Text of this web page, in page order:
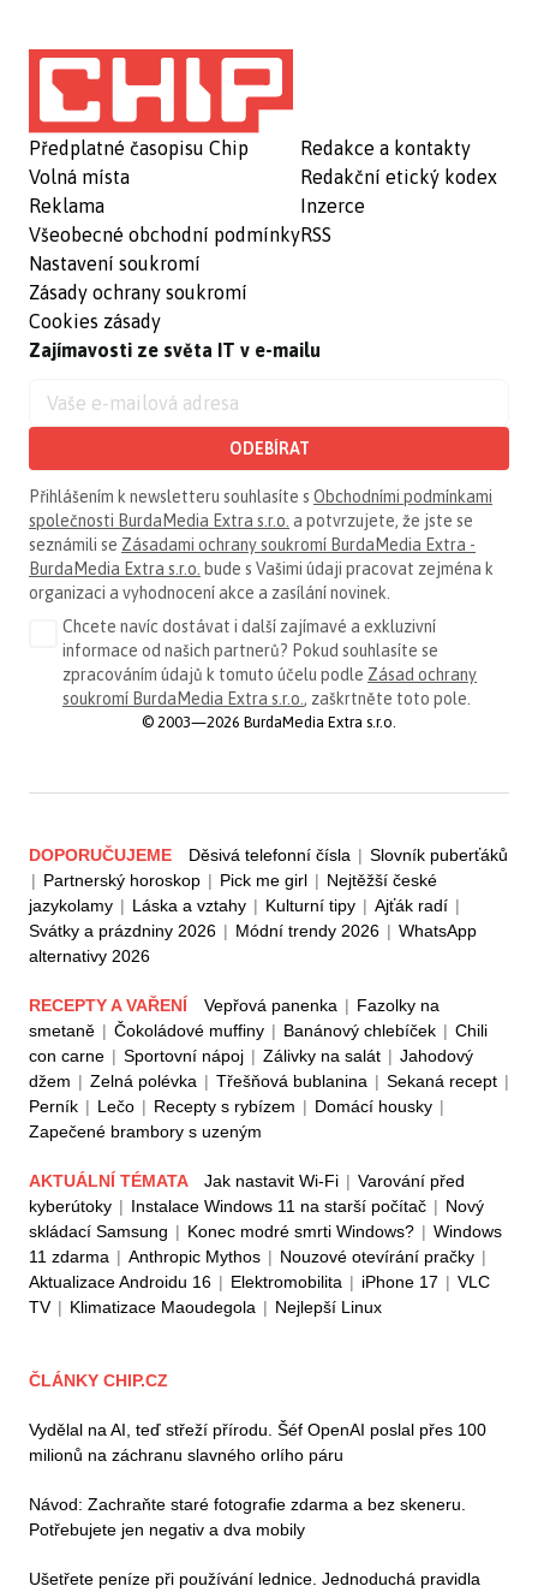
Předplatné časopisu Chip
Volná místa
Reklama
Všeobecné obchodní podmínky
Nastavení soukromí
Zásady ochrany soukromí
Cookies zásady
Redakce a kontakty
Redakční etický kodex
Inzerce
RSS
Zajímavosti ze světa IT v e-mailu
ODEBÍRAT
Přihlášením k newsletteru souhlasíte s Obchodními podmínkami
společnosti BurdaMedia Extra s.r.o. a potvrzujete, že jste se
seznámili se Zásadami ochrany soukromí BurdaMedia Extra -
BurdaMedia Extra s.r.o. bude s Vašimi údaji pracovat zejména k
organizaci a vyhodnocení akce a zasílání novinek.
Chcete navíc dostávat i další zajímavé a exkluzivní
informace od našich partnerů? Pokud souhlasíte se
zpracováním údajů k tomuto účelu podle Zásad ochrany
soukromí BurdaMedia Extra s.r.o. , zaškrtněte toto pole.
© 2003—2026 BurdaMedia Extra s.r.o.
DOPORUČUJEME Děsivá telefonní čísla | Slovník puberťáků
| Partnerský horoskop | Pick me girl | Nejtěžší české
jazykolamy | Láska a vztahy | Kulturní tipy | Ajťák radí |
Svátky a prázdniny 2026 | Módní trendy 2026 | WhatsApp
alternativy 2026
RECEPTY A VAŘENÍ Vepřová panenka | Fazolky na
smetaně | Čokoládové muffiny | Banánový chlebíček | Chili
con carne | Sportovní nápoj | Zálivky na salát | Jahodový
džem | Zelná polévka | Třešňová bublanina | Sekaná recept |
Perník | Lečo | Recepty s rybízem | Domácí housky |
Zapečené brambory s uzeným
AKTUÁLNÍ TÉMATA Jak nastavit Wi-Fi | Varování před
kyberútoky | Instalace Windows 11 na starší počítač | Nový
skládací Samsung | Konec modré smrti Windows? | Windows
11 zdarma | Anthropic Mythos | Nouzové otevírání pračky |
Aktualizace Androidu 16 | Elektromobilita | iPhone 17 | VLC
TV | Klimatizace Maoudegola | Nejlepší Linux
ČLÁNKY CHIP.CZ
Vydělal na AI, teď střeží přírodu. Šéf OpenAI poslal přes 100
milionů na záchranu slavného orlího páru
Návod: Zachraňte staré fotografie zdarma a bez skeneru.
Potřebujete jen negativ a dva mobily
Ušetřete peníze při používání lednice. Jednoduchá pravidla